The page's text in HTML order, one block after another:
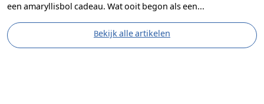
een amaryllisbol cadeau. Wat ooit begon als een...
Bekijk alle artikelen